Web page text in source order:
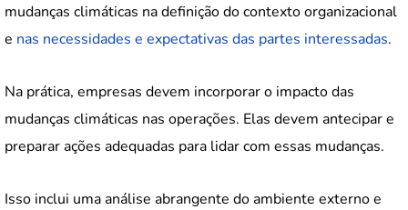
mudanças climáticas na definição do contexto organizacional
e nas necessidades e expectativas das partes interessadas.
Na prática, empresas devem incorporar o impacto das
mudanças climáticas nas operações. Elas devem antecipar e
preparar ações adequadas para lidar com essas mudanças.
Isso inclui uma análise abrangente do ambiente externo e